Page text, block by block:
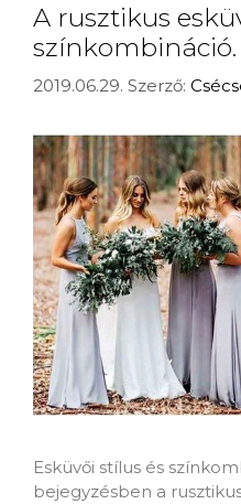
A rusztikus
színkombináció.
2019.06.29. Szerző:
Esküvői stílus és
bejegyzésben a